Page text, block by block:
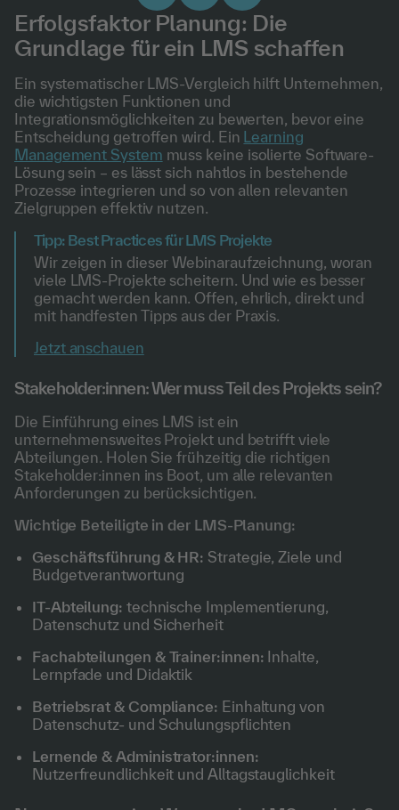
Erfolgsfaktor Planung: Die
Grundlage für ein LMS schaffen
Ein systematischer LMS-Vergleich hilft Unternehmen,
die wichtigsten Funktionen und
Integrationsmöglichkeiten zu bewerten, bevor eine
Entscheidung getroffen wird. Ein Learning
Management System muss keine isolierte Software-
Lösung sein – es lässt sich nahtlos in bestehende
Prozesse integrieren und so von allen relevanten
Zielgruppen effektiv nutzen.
Tipp: Best Practices für LMS Projekte
Wir zeigen in dieser Webinaraufzeichnung, woran
viele LMS-Projekte scheitern. Und wie es besser
gemacht werden kann. Offen, ehrlich, direkt und
mit handfesten Tipps aus der Praxis.
Jetzt anschauen
Stakeholder:innen: Wer muss Teil des Projekts sein?
Die Einführung eines LMS ist ein
unternehmensweites Projekt und betrifft viele
Abteilungen. Holen Sie frühzeitig die richtigen
Stakeholder:innen ins Boot, um alle relevanten
Anforderungen zu berücksichtigen.
Wichtige Beteiligte in der LMS-Planung:
Geschäftsführung & HR: Strategie, Ziele und
Budgetverantwortung
IT-Abteilung: technische Implementierung,
Datenschutz und Sicherheit
Fachabteilungen & Trainer:innen: Inhalte,
Lernpfade und Didaktik
Betriebsrat & Compliance: Einhaltung von
Datenschutz- und Schulungspflichten
Lernende & Administrator:innen:
Nutzerfreundlichkeit und Alltagstauglichkeit